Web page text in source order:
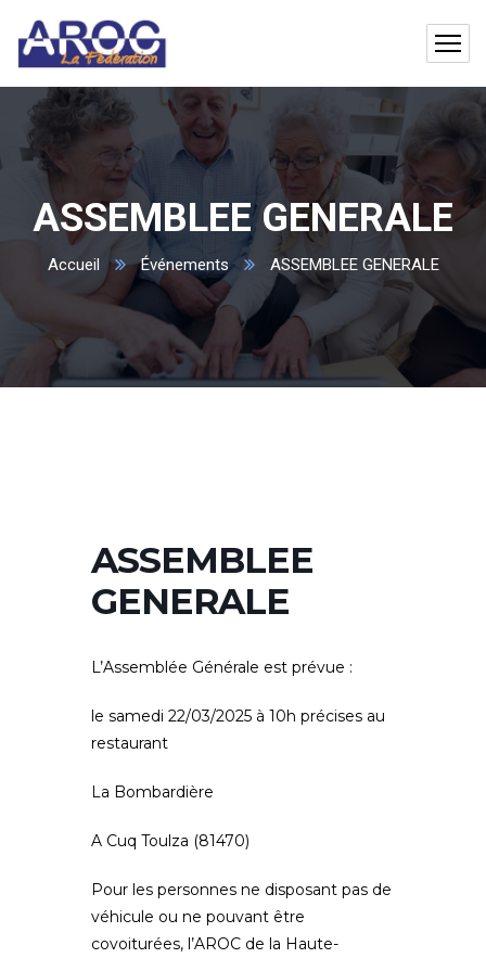
ASSEMBLEE GENERALE
Accueil Événements ASSEMBLEE GENERALE
ASSEMBLEE
GENERALE
L’Assemblée Générale est prévue :
le samedi 22/03/2025 à 10h précises au
restaurant
La Bombardière
A Cuq Toulza (81470)
Pour les personnes ne disposant pas de
véhicule ou ne pouvant être
covoiturées, l’AROC de la Haute-